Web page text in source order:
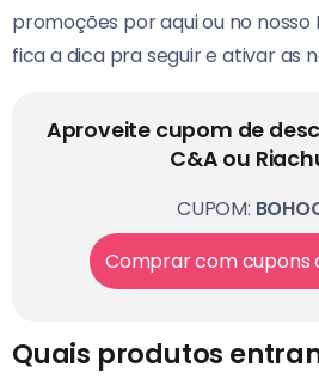
promoções por aqui ou no
fica a dica pra seguir e ativar as
Aproveite cupom de
C&A ou
CUPOM:
Comprar com cupons
Quais produtos